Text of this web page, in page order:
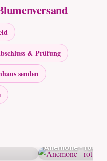
& Prüfung
senden
Anemone - rot